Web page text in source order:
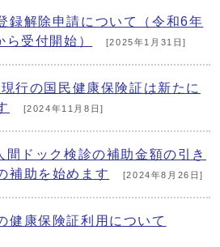
録解除申請について（令和6年
受付開始）
[2025年1月31日]
行の国民健康保険証は新たに
[2024年11月8日]
ドック検診の補助金額の引き
補助を始めます
[2024年8月26日]
健康保険証利用について